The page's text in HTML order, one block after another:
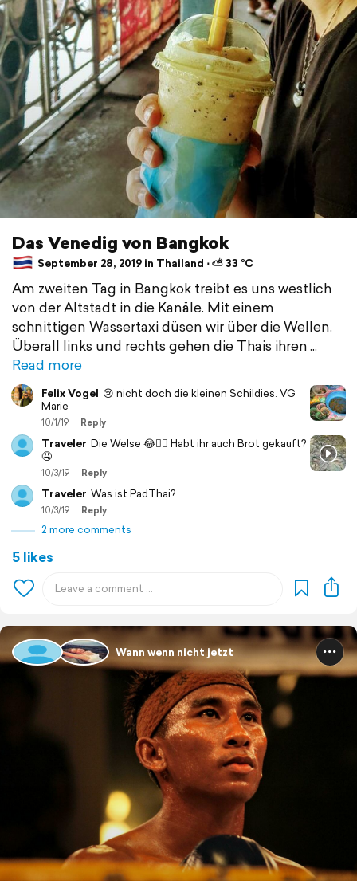
Das Venedig von Bangkok
September 28, 2019 in Thailand ⋅ ⛅ 33 °C
Am zweiten Tag in Bangkok treibt es uns westlich
von der Altstadt in die Kanäle. Mit einem
schnittigen Wassertaxi düsen wir über die Wellen.
Überall links und rechts gehen die Thais ihren
Read more
Felix Vogel 😢 nicht doch die kleinen Schildies. VG
Marie
10/1/19 Reply
Traveler Die Welse 😂👍🏼 Habt ihr auch Brot gekauft?
🤤
10/3/19 Reply
Traveler Was ist PadThai?
10/3/19 Reply
2 more comments
5 likes
Wann wenn nicht jetzt